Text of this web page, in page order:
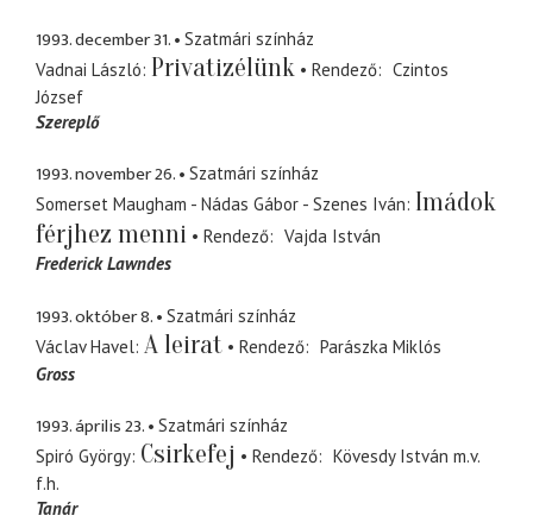
1993. december 31.
Szatmári színház
Vadnai László Privatizélünk Rendező
Czintos
József
Szereplő
1993. november 26.
Szatmári színház
Somerset Maugham - Nádas Gábor - Szenes Iván Imádok
férjhez menni
Rendező
Vajda István
Frederick Lawndes
1993. október 8.
Szatmári színház
Václav Havel A leirat Rendező
Parászka Miklós
Gross
1993. április 23.
Szatmári színház
Spiró György Csirkefej Rendező Kövesdy István m.v.
f.h.
Tanár